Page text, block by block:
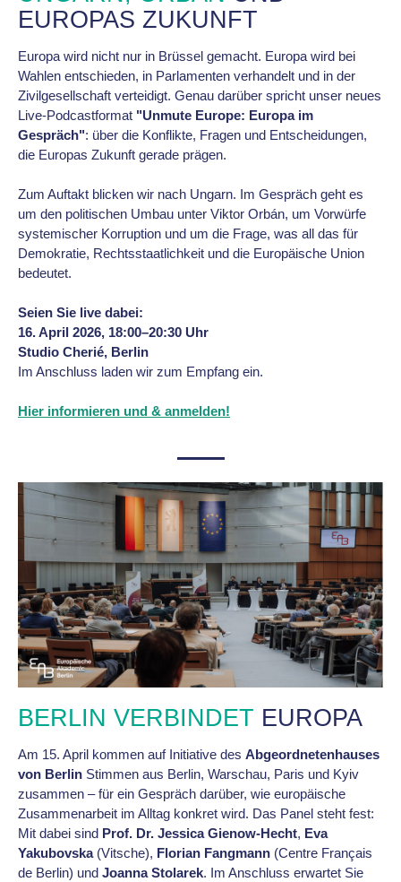
EUROPAS ZUKUNFT
Europa wird nicht nur in Brüssel gemacht. Europa wird bei
Wahlen entschieden, in Parlamenten verhandelt und in der
Zivilgesellschaft verteidigt. Genau darüber spricht unser neues
Live-Podcastformat "Unmute Europe: Europa im
Gespräch": über die Konflikte, Fragen und Entscheidungen,
die Europas Zukunft gerade prägen.
Zum Auftakt blicken wir nach Ungarn. Im Gespräch geht es
um den politischen Umbau unter Viktor Orbán, um Vorwürfe
systemischer Korruption und um die Frage, was all das für
Demokratie, Rechtsstaatlichkeit und die Europäische Union
bedeutet.
Seien Sie live dabei:
16. April 2026, 18:00–20:30 Uhr
Studio Cherié, Berlin
Im Anschluss laden wir zum Empfang ein.
Hier informieren und & anmelden!
BERLIN VERBINDET EUROPA
Am 15. April kommen auf Initiative des Abgeordnetenhauses
von Berlin Stimmen aus Berlin, Warschau, Paris und Kyiv
zusammen – für ein Gespräch darüber, wie europäische
Zusammenarbeit im Alltag konkret wird. Das Panel steht fest:
Mit dabei sind Prof. Dr. Jessica Gienow-Hecht, Eva
Yakubovska(Vitsche), Florian Fangmann (Centre Français
de Berlin) und Joanna Stolarek. Im Anschluss erwartet Sie